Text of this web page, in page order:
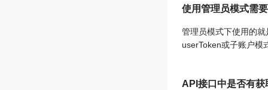
使用管理员模式需
管理员模式下使用的
userToken或子账户模
API接口中是否有